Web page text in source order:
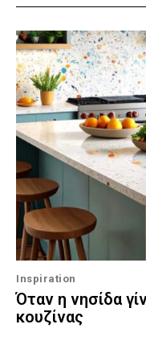
Inspiration
Όταν η νησίδα
κουζίνας